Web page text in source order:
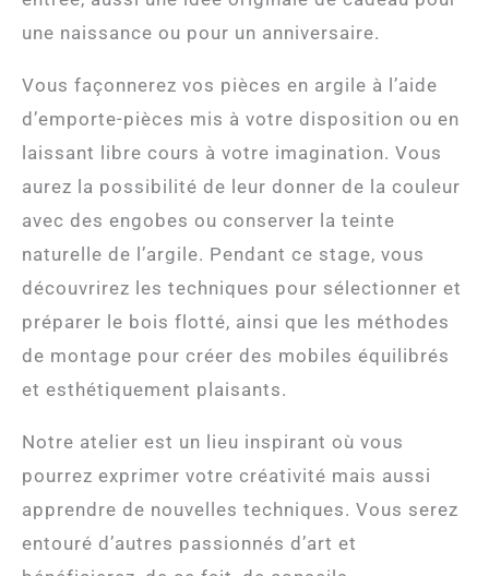
une naissance ou pour un anniversaire.
Vous façonnerez vos pièces en argile à l’aide
d’emporte-pièces mis à votre disposition ou en
laissant libre cours à votre imagination. Vous
aurez la possibilité de leur donner de la couleur
avec des engobes ou conserver la teinte
naturelle de l’argile. Pendant ce stage, vous
découvrirez les techniques pour sélectionner et
préparer le bois flotté, ainsi que les méthodes
de montage pour créer des mobiles équilibrés
et esthétiquement plaisants.
Notre atelier est un lieu inspirant où vous
pourrez exprimer votre créativité mais aussi
apprendre de nouvelles techniques. Vous serez
entouré d’autres passionnés d’art et